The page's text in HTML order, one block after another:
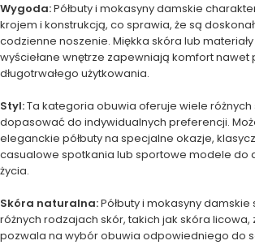
Wygoda:Półbuty i mokasyny damskie
krojem i konstrukcją, co sprawia, że są
codzienne noszenie. Miękka skóra lub
wyściełane wnętrze zapewniają komfort nawet
długotrwałego użytkowania.
Styl:Ta kategoria obuwia oferuje wiele różnych
dopasować do indywidualnych preferencji.
eleganckie półbuty na specjalne okazje,
casualowe spotkania lub sportowe modele do
życia.
Skóra naturalna:Półbuty i mokasyny
różnych rodzajach skór, takich jak skóra licowa,
pozwala na wybór obuwia odpowiedniego do